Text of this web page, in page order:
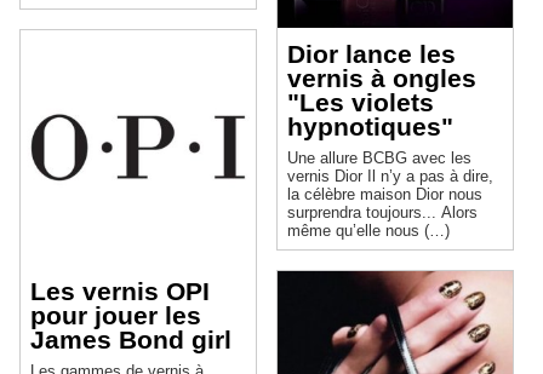
Les vernis OPI
pour jouer les
James Bond girl
Dior lance les
vernis à ongles
"Les violets
hypnotiques"
Une allure BCBG avec les
vernis Dior Il n’y a pas à dire,
la célèbre maison Dior nous
surprendra toujours... Alors
même qu’elle nous (…)